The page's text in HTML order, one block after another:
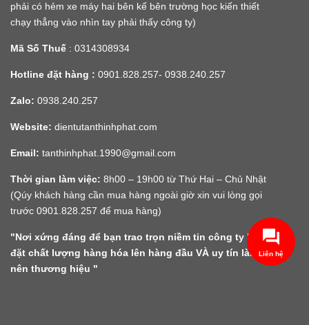
phải có hẻm xe máy hai bên kế bên trường học kiến thiết
chạy thẳng vào nhìn tay phải thấy công ty)
Mã Số Thuế : 0314308934
Hotline đặt hàng : 0901.828.257- 0938.240.257
Zalo: 0938.240.257
Website: dientutanthinhphat.com
Email: tanthinhphat.1990@gmail.com
Thời gian làm việc: 8h00 – 19h00 từ Thứ Hai – Chủ Nhật
(Qúy khách hàng cần mua hàng ngoài giờ xin vui lòng gọi
trước 0901.828.257 để mua hàng)
"Nơi xứng đáng để bạn trao trọn niềm tin công ty luôn
đặt chất lượng hàng hóa lên hàng đầu VÀ uy tín làm
nên thương hiệu "
Liên hệ